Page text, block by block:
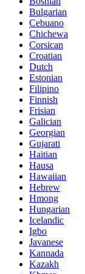
Bulgarian
Cebuano
Chichewa
Corsican
Croatian
Dutch
Estonian
Filipino
Finnish
Frisian
Galician
Georgian
Gujarati
Haitian
Hausa
Hawaiian
Hebrew
Hmong
Hungarian
Icelandic
Igbo
Javanese
Kannada
Kazakh